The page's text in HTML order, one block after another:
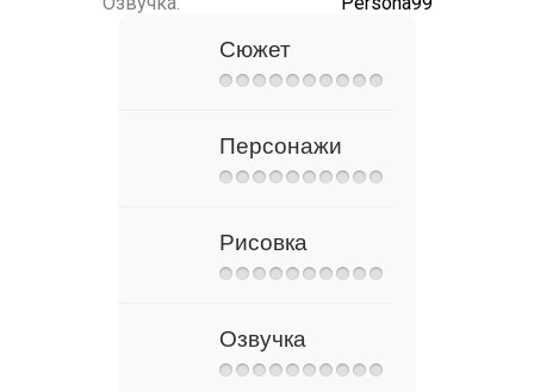
Сюжет
Персонажи
Рисовка
Озвучка